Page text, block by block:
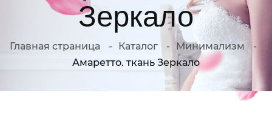
Зеркало
Главная страница Каталог
Минимализм
Амаретто. ткань Зеркало